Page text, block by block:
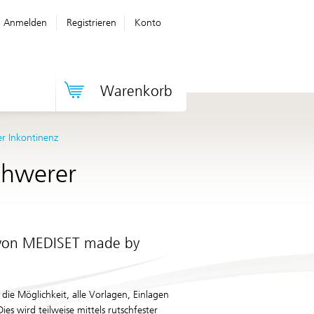
Konto
Anmelden Registrieren
Warenkorb
Inkontinenz
MEDISET made by
Möglichkeit, alle Vorlagen, Einlagen
wird teilweise mittels rutschfester